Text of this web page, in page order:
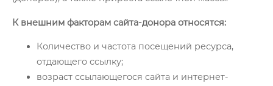
К внешним факторам сайта-донора относятся:
Количество и частота посещений ресурса,
отдающего ссылку;
возраст ссылающегося сайта и интернет-